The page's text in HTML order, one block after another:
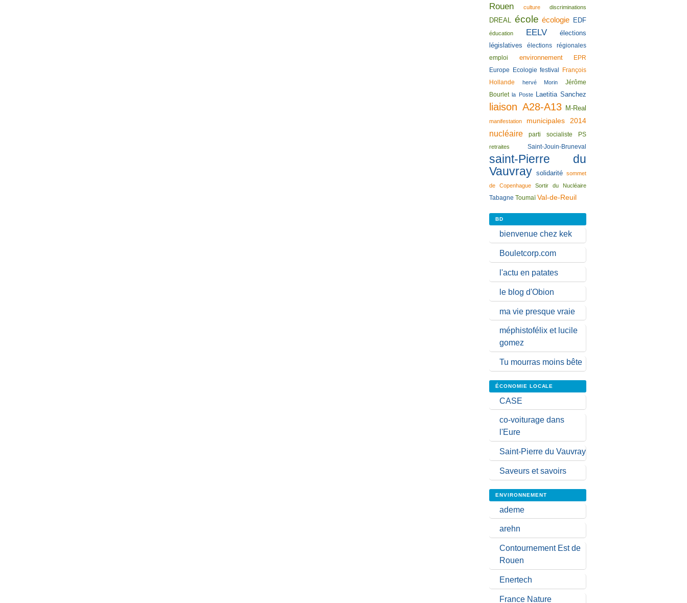
Rouen
culture discriminations
DREAL école écologie EDF
éducation EELV
élections
législatives
élections régionales
emploi
environnement EPR
Europe Ecologie festival
François
Hollande
hervé Morin
Jérôme
Bourlet la Poste Laetitia Sanchez
liaison A28-A13 M-Real
manifestation municipales 2014
nucléaire parti socialiste PS
retraites Saint-Jouin-Bruneval
saint-Pierre du
Vauvray solidarité
sommet
de Copenhague
Sortir du Nucléaire
Tabagne Toumaï Val-de-Reuil
BD
bienvenue chez kek
Bouletcorp.com
l'actu en patates
le blog d'Obion
ma vie presque vraie
méphistofélix et lucile
gomez
Tu mourras moins bête
ÉCONOMIE LOCALE
CASE
co-voiturage dans
l'Eure
Saint-Pierre du Vauvray
Saveurs et savoirs
ENVIRONNEMENT
ademe
arehn
Contournement Est de
Rouen
Enertech
France Nature